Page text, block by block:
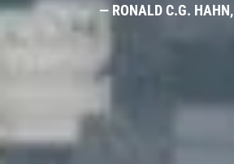
— RONALD C.G. HAHN,